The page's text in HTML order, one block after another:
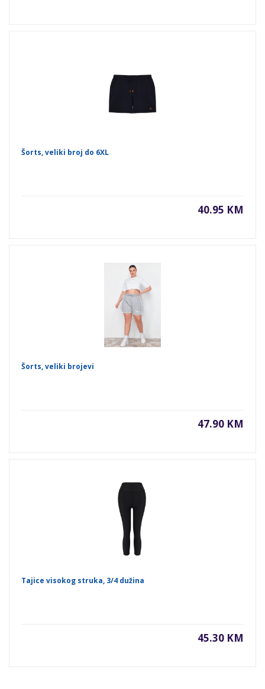
Šorts, veliki broj do 6XL
40.95 KM
Šorts, veliki brojevi
47.90 KM
Tajice visokog struka, 3/4 dužina
45.30 KM